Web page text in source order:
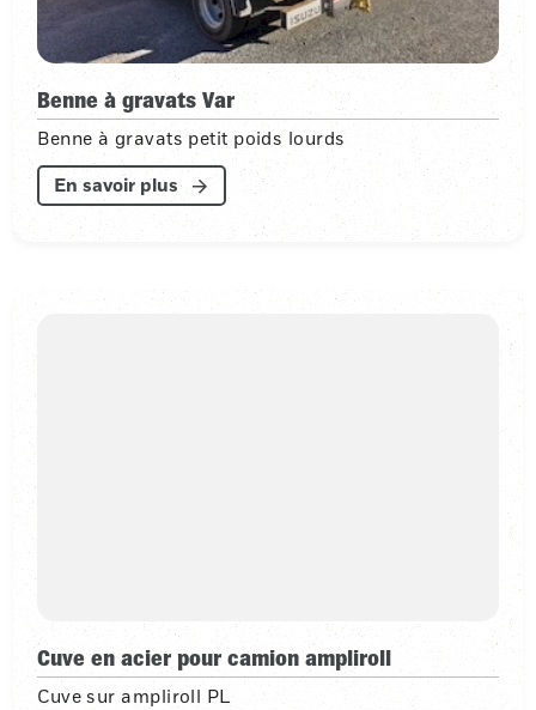
Benne à gravats Var
Benne à gravats petit poids lourds
En savoir plus
Cuve en acier pour camion ampliroll
Cuve sur ampliroll PL